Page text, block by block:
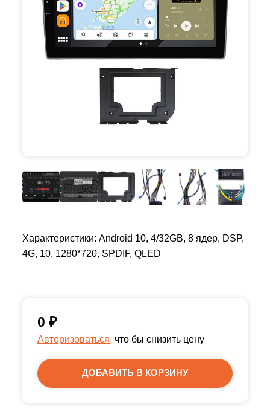
Характеристики: Android 10, 4/32GB, 8 ядер, DSP,
4G, 10, 1280*720, SPDIF, QLED
0 ₽
Авторизоваться, что бы снизить цену
ДОБАВИТЬ В КОРЗИНУ